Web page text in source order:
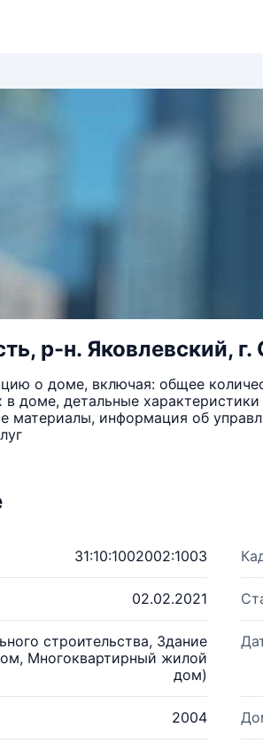
р-н. Яковлевский,
о доме, включая: общее
доме, детальные
материалы, информация об
31:10:1002002:1003
02.02.2021
строительства, Здание
Многоквартирный жилой
дом)
2004